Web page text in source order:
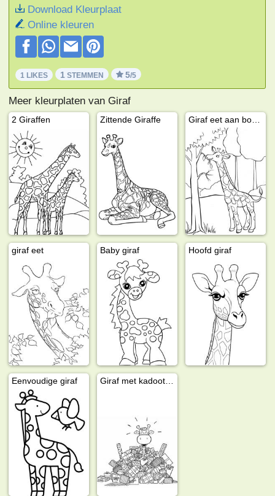
Download Kleurplaat
Online kleuren
1 LIKES 1 STEMMEN 5/5
Meer kleurplaten van Giraf
2 Giraffen Zittende Giraffe
giraf eet Baby giraf Hoofd giraf
Eenvoudige giraf